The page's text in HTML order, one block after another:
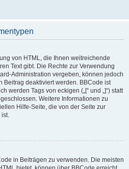
von HTML, die Ihnen weitreichende
Text gibt. Die Rechte zur Verwendung
Administration vergeben, können jedoch
Beitrag deaktiviert werden. BBCode ist
werden Tags von eckigen („[“ und „]“) statt
Weitere Informationen zu
Hilfe-Seite, die von der Seite zur
ist.
in Beiträgen zu verwenden. Die meisten